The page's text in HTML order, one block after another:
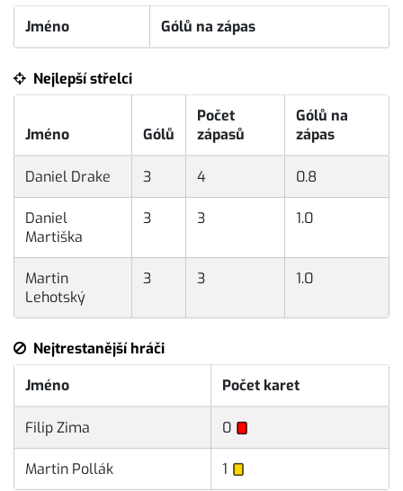
Jméno
Gólů na zápas
Nejlepší střelci
Jméno Gólů
Počet
zápasů
Gólů na
zápas
Daniel Drake 3 4 0.8
Daniel
Martiška
3 3 1.0
Martin
Lehotský
3 3 1.0
Nejtrestanější hráči
Jméno
Počet karet
Filip Zima 0
Martin Pollák 1